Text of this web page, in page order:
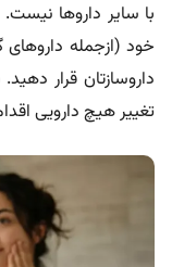
با سایر داروها
خود (ازجمله داروهای
داروسازتان قرار
تغییر هیچ دارویی